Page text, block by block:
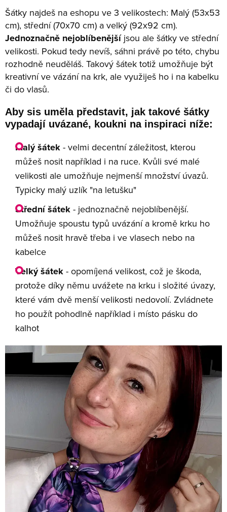
Šátky najdeš na eshopu ve 3 velikostech: Malý (53x53
cm), střední (70x70 cm) a velký (92x92 cm).
Jednoznačně nejoblíbenějšíjsou ale šátky ve střední
velikosti. Pokud tedy nevíš, sáhni právě po této, chybu
rozhodně neuděláš. Takový šátek totiž umožňuje být
kreativní ve vázání na krk, ale využiješ ho i na kabelku
či do vlasů.
Aby sis uměla představit, jak takové šátky
vypadají uvázané, koukni na inspiraci níže:
Malý šátek - velmi decentní záležitost, kterou
můžeš nosit například i na ruce. Kvůli své malé
velikosti ale umožňuje nejmenší množství úvazů.
Typicky malý uzlík "na letušku"
Střední šátek - jednoznačně nejoblíbenější.
Umožňuje spoustu typů uvázání a kromě krku ho
můžeš nosit hravě třeba i ve vlasech nebo na
kabelce
Velký šátek - opomíjená velikost, což je škoda,
protože díky němu uvážete na krku i složité úvazy,
které vám dvě menší velikosti nedovolí. Zvládnete
ho použít pohodlně například i místo pásku do
kalhot